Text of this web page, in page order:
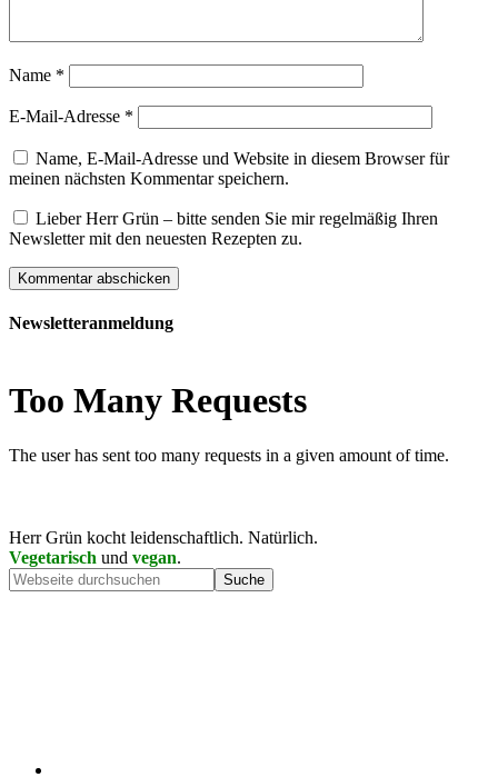
Name *
E-Mail-Adresse *
Name, E-Mail-Adresse und Website in diesem Browser für
meinen nächsten Kommentar speichern.
Lieber Herr Grün – bitte senden Sie mir regelmäßig Ihren
Newsletter mit den neuesten Rezepten zu.
Newsletteranmeldung
Herr Grün kocht leidenschaftlich. Natürlich.
Vegetarisch und vegan.